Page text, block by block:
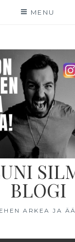
MENU
BLOGI
ARKEA JA